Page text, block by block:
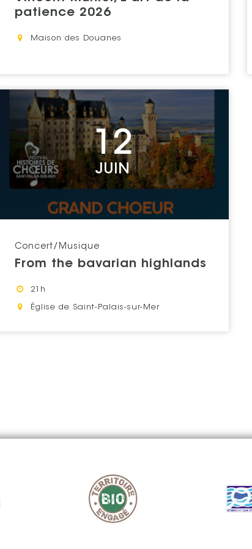
patience 2026
Lieu : "Maison des Douanes
12
JUIN
Catégorie : "
Concert/Musique
From the bavarian highlands
Horaires : "
21h
Lieu : "Église de Saint-Palais-sur-Mer
Voir l'événement